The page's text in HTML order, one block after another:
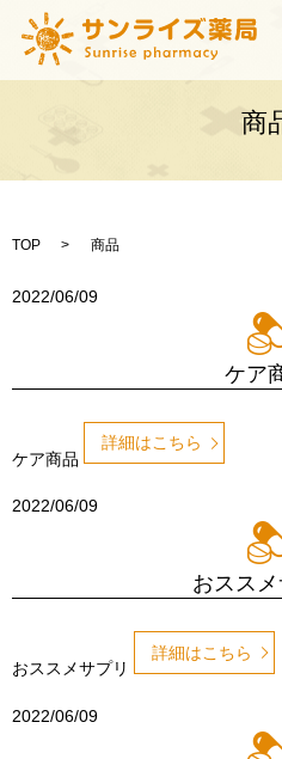
商
TOP 商品
2022/06/09
ケア
ケア商品
詳細はこちら
2022/06/09
おススメ
おススメサプリ
詳細はこちら
2022/06/09